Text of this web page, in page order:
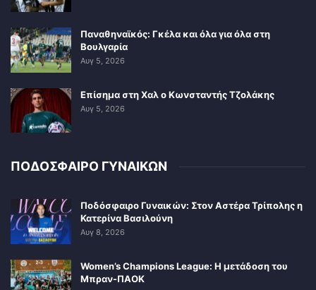
Παναθηναϊκός: Γκέλα και όλα για όλα στη
Βουλγαρία
Αυγ 5, 2026
Επίσημα στη Χαλ ο Κωνσταντής Τζολάκης
Αυγ 5, 2026
ΠΟΔΟΣΦΑΙΡΟ ΓΥΝΑΙΚΩΝ
Ποδόσφαιρο Γυναικών: Στον Αστέρα Τρίπολης η
Κατερίνα Βασιλούνη
Αυγ 8, 2026
Women’s Champions League: Η μετάδοση του
Μπραν-ΠΑΟΚ